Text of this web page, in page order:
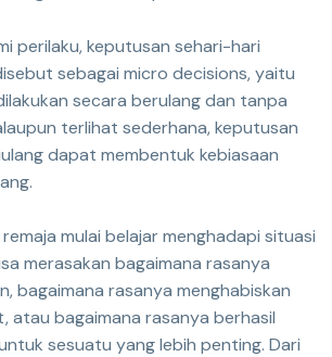
perilaku, keputusan sehari-hari
sebagai micro decisions, yaitu
secara berulang dan tanpa
terlihat sederhana, keputusan
dapat membentuk kebiasaan
mulai belajar menghadapi situasi
merasakan bagaimana rasanya
bagaimana rasanya menghabiskan
atau bagaimana rasanya berhasil
sesuatu yang lebih penting. Dari